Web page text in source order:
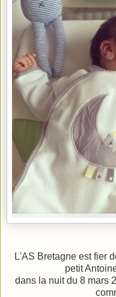
L'AS Bretagne est fier
petit
dans la nuitdu 8 mars